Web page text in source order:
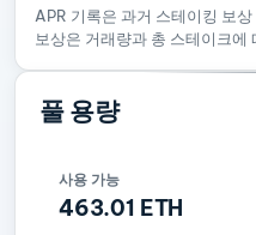
APR 기록은 과거 스테이킹 보
보상은 거래량과 총 스테이크에
풀 용량
사용 가능
463.01 ETH